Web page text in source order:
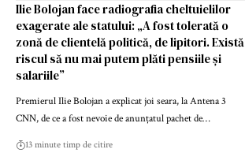
Ilie Bolojan face radiografia cheltuielilor
exagerate ale statului: „A fost tolerată o
zonă de clientelă politică, de lipitori. Există
riscul să nu mai putem plăti pensiile și
salariile”
Premierul Ilie Bolojan a explicat joi seara, la Antena 3
CNN, de ce a fost nevoie de anunțatul pachet de…
13 minute timp de citire